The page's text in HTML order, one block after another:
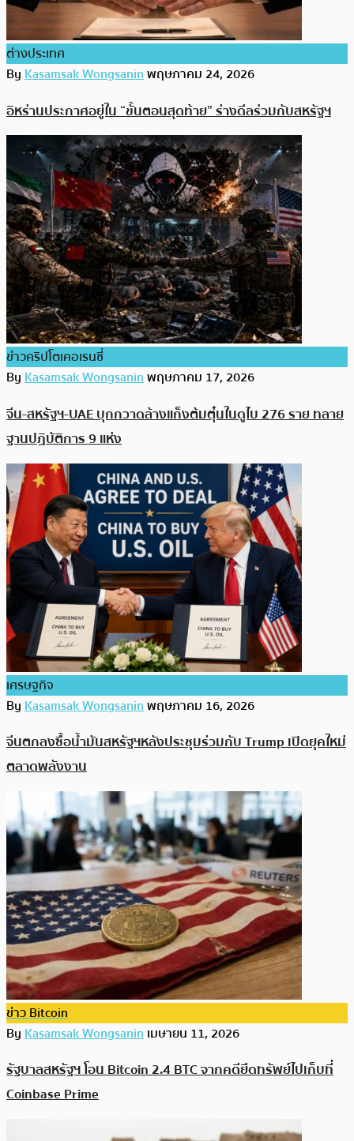
ต่างประเทศ
ByKasamsak Wongsaninพฤษภาคม 24, 2026
อิหร่านประกาศอยู่ใน “ขั้นตอนสุดท้าย” ร่างดีลร่วมกับสหรัฐฯ
ข่าวคริปโตเคอเรนซี่
ByKasamsak Wongsaninพฤษภาคม 17, 2026
จีน-สหรัฐฯ-UAE บุกกวาดล้างแก็งต้มตุ๋นในดูไบ 276 ราย ทลาย
ฐานปฏิบัติการ 9 แห่ง
เศรษฐกิจ
ByKasamsak Wongsaninพฤษภาคม 16, 2026
จีนตกลงซื้อน้ำมันสหรัฐฯหลังประชุมร่วมกับ Trump เปิดยุคใหม่
ตลาดพลังงาน
ข่าว Bitcoin
ByKasamsak Wongsaninเมษายน 11, 2026
รัฐบาลสหรัฐฯ โอน Bitcoin 2.4 BTC จากคดียึดทรัพย์ไปเก็บที่
Coinbase Prime